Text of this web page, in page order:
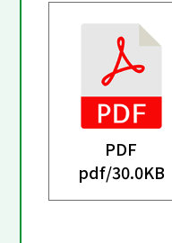
PDF
pdf/30.0KB